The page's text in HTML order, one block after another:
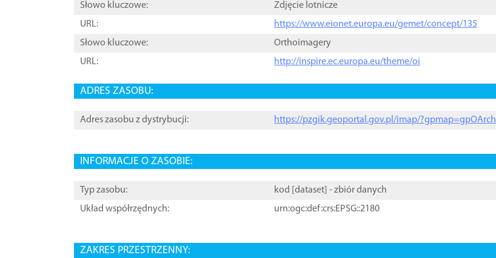
Słowo kluczowe:
Zdjęcie lotnicze
URL:
https://www.eionet.europa.eu/gemet/concept/135
Słowo kluczowe:
Orthoimagery
URL:
http://inspire.ec.europa.eu/theme/oi
ADRES ZASOBU:
Adres zasobu z dystrybucji: https://pzgik.geoportal.gov.pl/imap/?gpmap=gpOArch
INFORMACJE O ZASOBIE:
Typ zasobu: kod [ dataset ] - zbiór danych
Układ współrzędnych:
urn:ogc:def:crs:EPSG::2180
ZAKRES PRZESTRZENNY: